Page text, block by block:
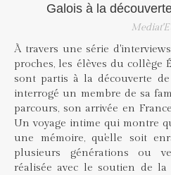
Galois à la
À travers une série
proches, les élèves du collège
sont partis à la découverte
interrogé un membre de sa
parcours, son arrivée en
Un voyage intime qui montre
une mémoire, qu'elle soit
plusieurs générations ou
réalisée avec le soutien de